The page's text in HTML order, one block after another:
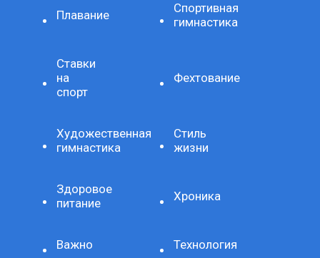
Плавание
Спортивная
гимнастика
Ставки
на
спорт
Фехтование
Художественная
гимнастика
Стиль
жизни
Здоровое
питание
Хроника
Важно Технология